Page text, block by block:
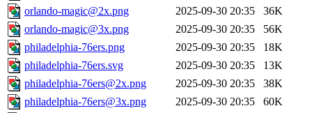
orlando-magic@2x.png
2025-09-30 20:35
36K
orlando-magic@3x.png
2025-09-30 20:35
56K
philadelphia-76ers.png
2025-09-30 20:35
18K
philadelphia-76ers.svg
2025-09-30 20:35
13K
philadelphia-76ers@2x.png
2025-09-30 20:35
38K
philadelphia-76ers@3x.png
2025-09-30 20:35
60K